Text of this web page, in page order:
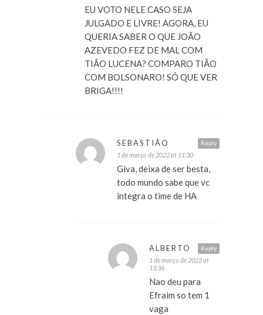
EU VOTO NELE CASO SEJA
JULGADO E LIVRE! AGORA, EU
QUERIA SABER O QUE JOÃO
AZEVEDO FEZ DE MAL COM
TIÃO LUCENA? COMPARO TIÃO
COM BOLSONARO! SÓ QUE VER
BRIGA!!!!
Reply
SEBASTIÃO
1 de março de 2022 at 11:30
Giva, deixa de ser besta,
todo mundo sabe que vc
integra o time de HA
Reply
ALBERTO
1 de março de 2022 at
13:36
Nao deu para
Efraim so tem 1
vaga